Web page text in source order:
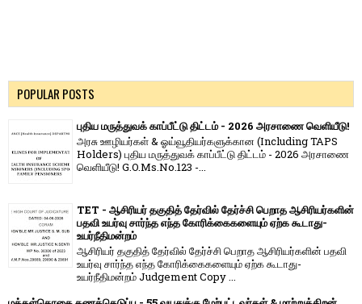
POPULAR POSTS
புதிய மருத்துவக் காப்பீட்டு திட்டம் - 2026 அரசாணை வெளியீடு!
அரசு ஊழியர்கள் & ஓய்வூதியர்களுக்கான (Including TAPS
Holders) புதிய மருத்துவக் காப்பீட்டு திட்டம் - 2026 அரசாணை
வெளியீடு! G.O.Ms.No.123 -...
TET - ஆசிரியர் தகுதித் தேர்வில் தேர்ச்சி பெறாத ஆசிரியர்களின்
பதவி உயர்வு சார்ந்த எந்த கோரிக்கைகளையும் ஏற்க கூடாது-
உயர்நீதிமன்றம்
ஆசிரியர் தகுதித் தேர்வில் தேர்ச்சி பெறாத ஆசிரியர்களின் பதவி
உயர்வு சார்ந்த எந்த கோரிக்கைகளையும் ஏற்க கூடாது-
உயர்நீதிமன்றம் Judgement Copy ...